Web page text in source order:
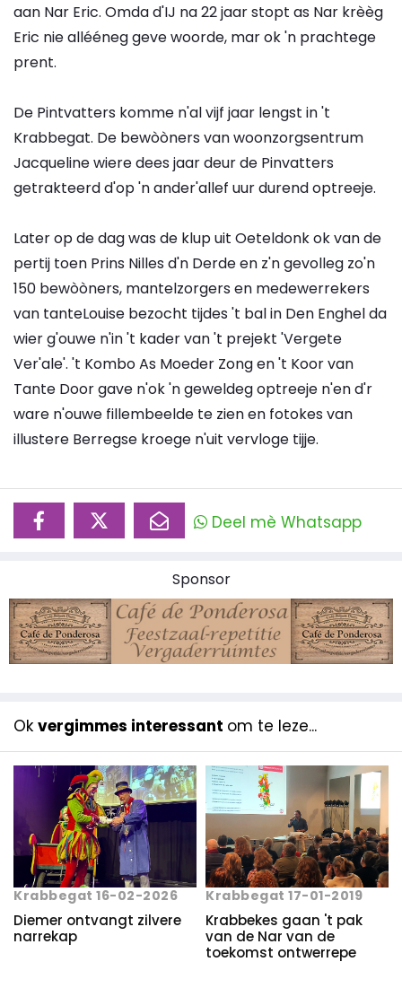
aan Nar Eric. Omda d'IJ na 22 jaar stopt as Nar krèèg
Eric nie allééneg geve woorde, mar ok 'n prachtege
prent.
De Pintvatters komme n'al vijf jaar lengst in 't
Krabbegat. De bewòòners van woonzorgsentrum
Jacqueline wiere dees jaar deur de Pinvatters
getrakteerd d'op 'n ander'allef uur durend optreeje.
Later op de dag was de klup uit Oeteldonk ok van de
pertij toen Prins Nilles d'n Derde en z'n gevolleg zo'n
150 bewòòners, mantelzorgers en medewerrekers
van tanteLouise bezocht tijdes 't bal in Den Enghel da
wier g'ouwe n'in 't kader van 't prejekt 'Vergete
Ver'ale'. 't Kombo As Moeder Zong en 't Koor van
Tante Door gave n'ok 'n geweldeg optreeje n'en d'r
ware n'ouwe fillembeelde te zien en fotokes van
illustere Berregse kroege n'uit vervloge tijje.
Deel mè Whatsapp
Sponsor
Ok vergimmes interessant om te leze...
Krabbegat 16-02-2026
Diemer ontvangt zilvere
narrekap
Krabbegat 17-01-2019
Krabbekes gaan 't pak
van de Nar van de
toekomst ontwerrepe